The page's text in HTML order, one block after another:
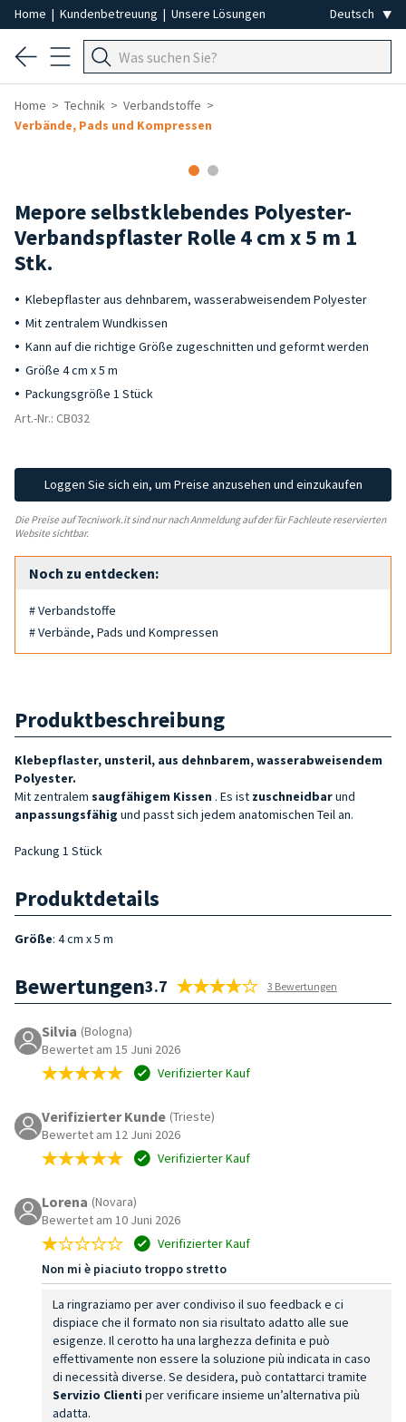
Home | Kundenbetreuung | Unsere Lösungen
Home Technik
Verbandstoffe
Verbände, Pads und Kompressen
Mepore selbstklebendes Polyester-
Verbandspflaster Rolle 4 cm x 5 m 1
Stk.
Klebepflaster aus dehnbarem, wasserabweisendem Polyester
Mit zentralem Wundkissen
Kann auf die richtige Größe zugeschnitten und geformt werden
Größe 4 cm x 5 m
Packungsgröße 1 Stück
Art.-Nr.: CB032
Loggen Sie sich ein, um Preise anzusehen und einzukaufen
Die Preise auf Tecniwork.it sind nur nach Anmeldung auf der für Fachleute reservierten
Website sichtbar.
Noch zu entdecken:
# Verbandstoffe
# Verbände, Pads und Kompressen
Produktbeschreibung
Klebepflaster, unsteril, aus dehnbarem, wasserabweisendem
Polyester.
Mit zentralem saugfähigem Kissen . Es ist zuschneidbarund
anpassungsfähig und passt sich jedem anatomischen Teil an.
Packung 1 Stück
Produktdetails
Größe: 4 cm x 5 m
Bewertungen3.7 3 Bewertungen
Silvia (Bologna)
Bewertet am 15 Juni 2026
Verifizierter Kauf
Verifizierter Kunde (Trieste)
Bewertet am 12 Juni 2026
Verifizierter Kauf
Lorena (Novara)
Bewertet am 10 Juni 2026
Verifizierter Kauf
Non mi è piaciuto troppo stretto
La ringraziamo per aver condiviso il suo feedback e ci
dispiace che il formato non sia risultato adatto alle sue
esigenze. Il cerotto ha una larghezza definita e può
effettivamente non essere la soluzione più indicata in caso
di necessità diverse. Se desidera, può contattarci tramite
Servizio Clienti per verificare insieme un’alternativa più
adatta.